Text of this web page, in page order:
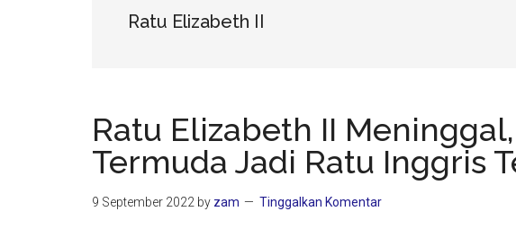
Ratu Elizabeth II
Ratu Elizabeth II
Termuda Jadi Ratu Inggris
9 September 2022 by zam Tinggalkan Komentar